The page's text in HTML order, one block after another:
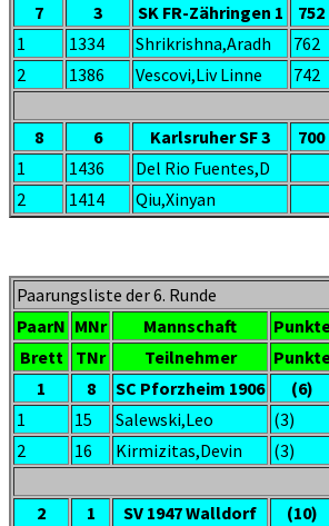
7 3 SK FR-Zähringen 1 752
1
1334 Shrikrishna,Aradh 762
2
1386 Vescovi,Liv Linne 742
8 6 Karlsruher SF 3 700
1
1436 Del Rio Fuentes,D
2
1414 Qiu,Xinyan
Paarungsliste der 6. Runde
PaarN MNr Mannschaft
Brett
TNr Teilnehmer
1
8 SC Pforzheim 1906 (6)
1
15 Salewski,Leo (3)
2
16 Kirmizitas,Devin (3)
2 1 SV 1947 Walldorf (10)